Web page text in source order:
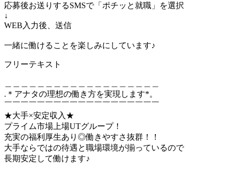
応募後お送りするSMSで「ポチッと就職」を選択
↓
WEB入力後、送信
一緒に働けることを楽しみにしています♪
フリーテキスト
.＊アナタの理想の働き方を実現します*。
￣￣￣￣￣￣￣￣￣￣￣￣￣￣￣￣￣￣￣
★大手×安定収入★
プライム市場上場UTグループ！
充実の福利厚生あり◎働きやすさ抜群！！
大手ならではの待遇と職場環境が揃っているので
長期安定して働けます♪